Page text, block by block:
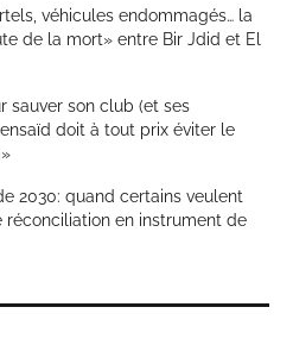
véhicules endommagés… la
de la mort» entre Bir Jdid et El
sauver son club (et ses
doit à tout prix éviter le
2030: quand certains veulent
en instrument de